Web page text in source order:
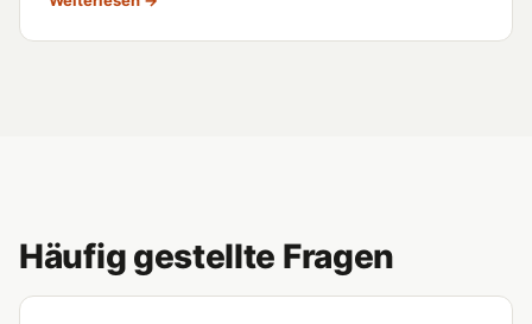
Häufig gestellte Fragen